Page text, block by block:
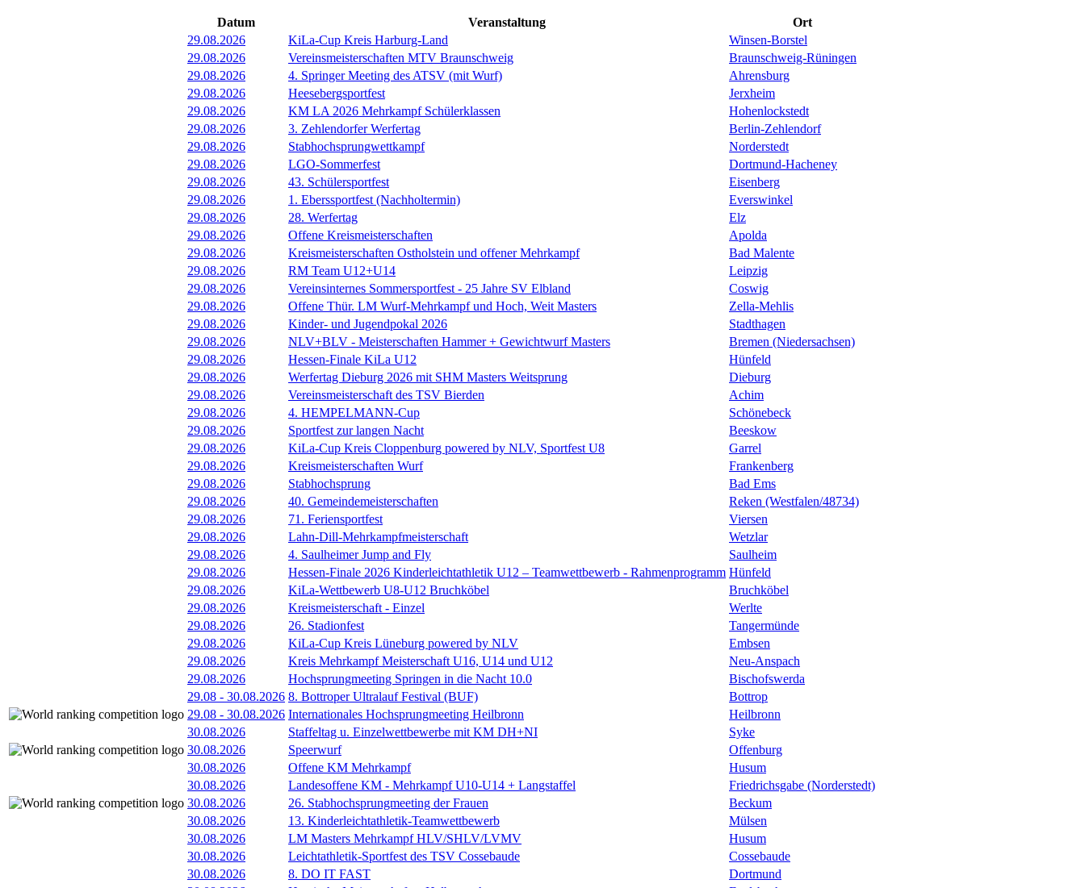
Datum Veranstaltung
Ort
29.08.2026
KiLa-Cup Kreis Harburg-Land
Winsen-Borstel
29.08.2026
Vereinsmeisterschaften MTV Braunschweig
Braunschweig-Rüningen
29.08.2026
4. Springer Meeting des ATSV (mit Wurf)
Ahrensburg
29.08.2026
Heesebergsportfest
Jerxheim
29.08.2026
KM LA 2026 Mehrkampf Schülerklassen
Hohenlockstedt
29.08.2026
3. Zehlendorfer Werfertag
Berlin-Zehlendorf
29.08.2026
Stabhochsprungwettkampf
Norderstedt
29.08.2026
LGO-Sommerfest
Dortmund-Hacheney
29.08.2026
43. Schülersportfest
Eisenberg
29.08.2026
1. Eberssportfest (Nachholtermin)
Everswinkel
29.08.2026
28. Werfertag
Elz
29.08.2026
Offene Kreismeisterschaften
Apolda
29.08.2026
Kreismeisterschaften Ostholstein und offener Mehrkampf
Bad Malente
29.08.2026
RM Team U12+U14
Leipzig
29.08.2026
Vereinsinternes Sommersportfest - 25 Jahre SV Elbland
Coswig
29.08.2026
Offene Thür. LM Wurf-Mehrkampf und Hoch, Weit Masters
Zella-Mehlis
29.08.2026
Kinder- und Jugendpokal 2026
Stadthagen
29.08.2026
NLV+BLV - Meisterschaften Hammer + Gewichtwurf Masters
Bremen (Niedersachsen)
29.08.2026
Hessen-Finale KiLa U12
Hünfeld
29.08.2026
Werfertag Dieburg 2026 mit SHM Masters Weitsprung
Dieburg
29.08.2026
Vereinsmeisterschaft des TSV Bierden
Achim
29.08.2026
4. HEMPELMANN-Cup
Schönebeck
29.08.2026
Sportfest zur langen Nacht
Beeskow
29.08.2026
KiLa-Cup Kreis Cloppenburg powered by NLV, Sportfest U8
Garrel
29.08.2026
Kreismeisterschaften Wurf
Frankenberg
29.08.2026
Stabhochsprung
Bad Ems
29.08.2026
40. Gemeindemeisterschaften
Reken (Westfalen/48734)
29.08.2026
71. Feriensportfest
Viersen
29.08.2026
Lahn-Dill-Mehrkampfmeisterschaft
Wetzlar
29.08.2026
4. Saulheimer Jump and Fly
Saulheim
29.08.2026
Hessen-Finale 2026 Kinderleichtathletik U12 – Teamwettbewerb - Rahmenprogramm Hünfeld
29.08.2026
KiLa-Wettbewerb U8-U12 Bruchköbel
Bruchköbel
29.08.2026
Kreismeisterschaft - Einzel
Werlte
29.08.2026
26. Stadionfest
Tangermünde
29.08.2026
KiLa-Cup Kreis Lüneburg powered by NLV
Embsen
29.08.2026
Kreis Mehrkampf Meisterschaft U16, U14 und U12
Neu-Anspach
29.08.2026
Hochsprungmeeting Springen in die Nacht 10.0
Bischofswerda
29.08 - 30.08.2026 8. Bottroper Ultralauf Festival (BUF)
Bottrop
29.08 - 30.08.2026 Internationales Hochsprungmeeting Heilbronn
Heilbronn
30.08.2026
Staffeltag u. Einzelwettbewerbe mit KM DH+NI
Syke
30.08.2026
Speerwurf
Offenburg
30.08.2026
Offene KM Mehrkampf
Husum
30.08.2026
Landesoffene KM - Mehrkampf U10-U14 + Langstaffel
Friedrichsgabe (Norderstedt)
30.08.2026
26. Stabhochsprungmeeting der Frauen
Beckum
30.08.2026
13. Kinderleichtathletik-Teamwettbewerb
Mülsen
30.08.2026
LM Masters Mehrkampf HLV/SHLV/LVMV
Husum
30.08.2026
Leichtathletik-Sportfest des TSV Cossebaude
Cossebaude
30.08.2026
8. DO IT FAST
Dortmund